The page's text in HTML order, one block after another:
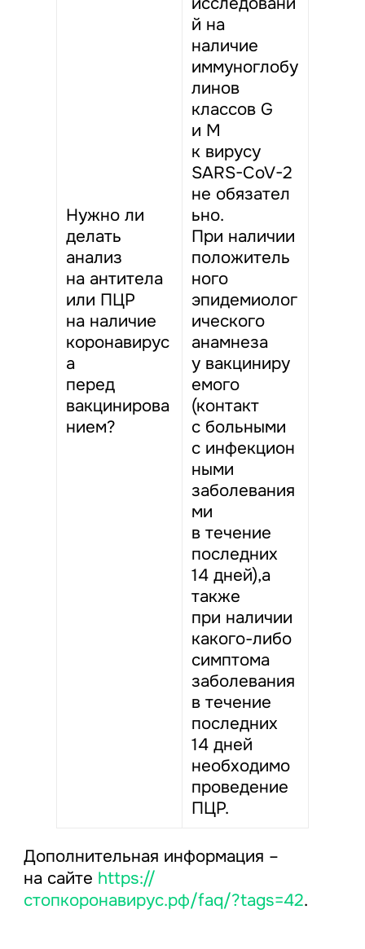
Нужно ли
делать
анализ
на антитела
или ПЦР
на наличие
коронавирус
а
перед
вакцинирова
нием?
й на
наличие
иммуноглобу
линов
классов G
и М
к вирусу
SARS-СoV-2
не обязател
ьно.
При наличии
положитель
ного
эпидемиолог
ического
анамнеза
у вакциниру
емого
(контакт
с больными
с инфекцион
ными
заболевания
ми
в течение
последних
14 дней),а
также
при наличии
какого-либо
симптома
заболевания
в течение
последних
14 дней
необходимо
проведение
ПЦР.
Дополнительная информация –
на сайте https://
стопкоронавирус.рф/faq/?tags=42.